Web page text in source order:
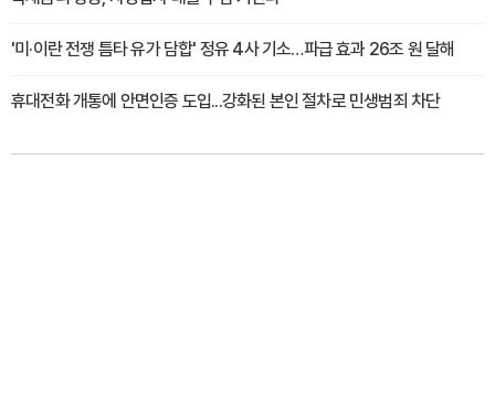
'미·이란 전쟁 틈타 유가 담합' 정유 4사 기소…파급 효과 26조 원 달해
휴대전화 개통에 안면인증 도입...강화된 본인 절차로 민생범죄 차단